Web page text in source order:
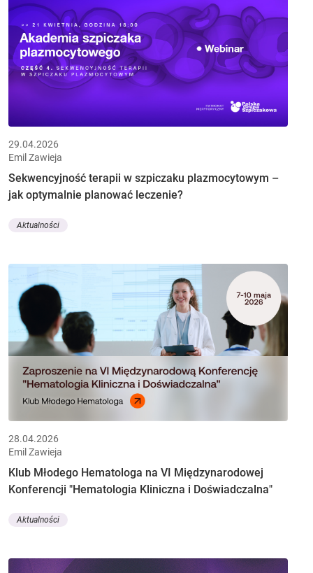
29.04.2026
Emil Zawieja
Sekwencyjność terapii w szpiczaku plazmocytowym –
jak optymalnie planować leczenie?
Aktualności
28.04.2026
Emil Zawieja
Klub Młodego Hematologa na VI Międzynarodowej
Konferencji "Hematologia Kliniczna i Doświadczalna"
Aktualności